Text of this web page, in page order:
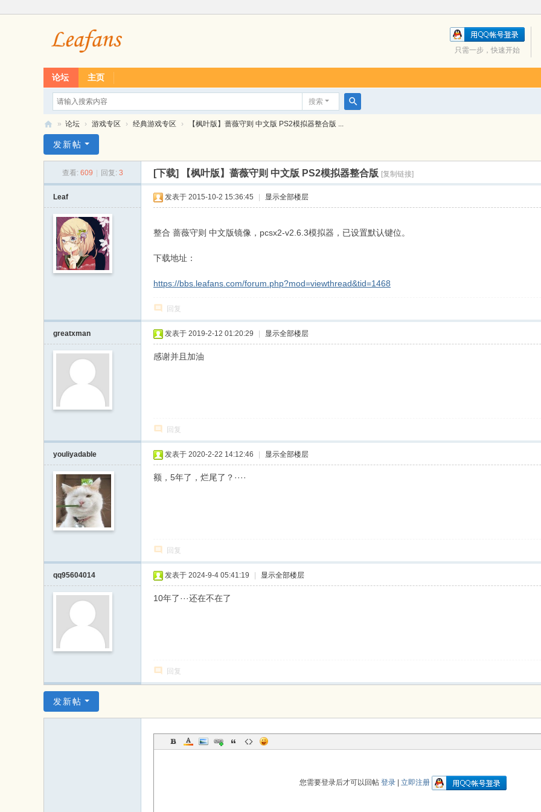
只需一步，快速开始
论坛 主页
搜索
ea
» 论坛 › 游戏专区 › 经典游戏专区 › 【枫叶版】蔷薇守则 中文版 PS2模拟器整合版 ...
发新帖
查看: 609 回复: 3 [下载] 【枫叶版】蔷薇守则 中文版 PS2模拟器整合版 [复制链接]
Leaf 发表于 2015-10-2 15:36:45 显示全部楼层
整合 蔷薇守则 中文版镜像，pcsx2-v2.6.3模拟器，已设置默认键位。
下载地址：
https://bbs.leafans.com/forum.php?mod=viewthread&tid=1468
回复
greatxman 发表于 2019-2-12 01:20:29 显示全部楼层
感谢并且加油
回复
youliyadable 发表于 2020-2-22 14:12:46 显示全部楼层
额，5年了，烂尾了？····
回复
qq95604014 发表于 2024-9-4 05:41:19 显示全部楼层
10年了···还在不在了
回复
发新帖
您需要登录后才可以回帖 登录 立即注册